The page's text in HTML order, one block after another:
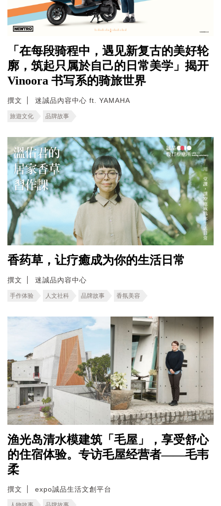
「在每段骑程中，遇见新复古的美好轮
廓，筑起只属於自己的日常美学」揭开
Vinoora 书写系的骑旅世界
撰文 迷誠品內容中心 ft. YAMAHA
旅遊文化 品牌故事
香药草，让疗癒成为你的生活日常
撰文 迷誠品內容中心
手作体验 人文社科 品牌故事 香氛美容
渔光岛清水模建筑「毛屋」，享受舒心
的住宿体验。专访毛屋经营者——毛韦
柔
撰文 expo誠品生活文創平台